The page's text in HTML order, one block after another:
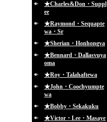
★Charles&Don・Suppl
ee
★Raymond・Sequapte
wa・Sr
★Sherian・Honhongva
★Bennard・Dallasvuya
oma
★Roy・Talahaftewa
★John・Coochyumpte
wa
★Bobby・Sekakuku
★Victor・Lee・Masaye